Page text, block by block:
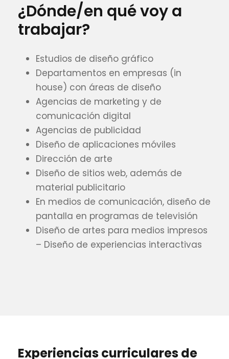
¿Dónde/en qué voy a
trabajar?
Estudios de diseño gráfico
Departamentos en empresas (in
house) con áreas de diseño
Agencias de marketing y de
comunicación digital
Agencias de publicidad
Diseño de aplicaciones móviles
Dirección de arte
Diseño de sitios web, además de
material publicitario
En medios de comunicación, diseño de
pantalla en programas de televisión
Diseño de artes para medios impresos
– Diseño de experiencias interactivas
Experiencias curriculares de